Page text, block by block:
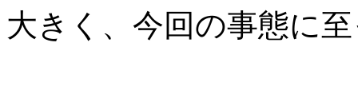
大きく、今回の事態に